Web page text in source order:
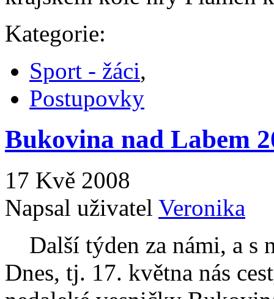
Kategorie:
Sport - žáci,
Postupovky
Bukovina nad Labem
17 Kvě 2008
Napsal uživatel Veronika
Další týden za námi, a s
Dnes, tj. 17. května nás